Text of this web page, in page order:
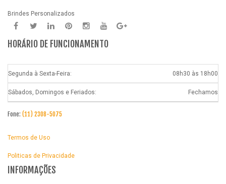
Brindes Personalizados
HORÁRIO DE FUNCIONAMENTO
Segunda à Sexta-Feira: 08h30 às 18h00
Sábados, Domingos e Feriados: Fechamos
Fone: (11) 2308-5075
Termos de Uso
Politicas de Privacidade
INFORMAÇÕES